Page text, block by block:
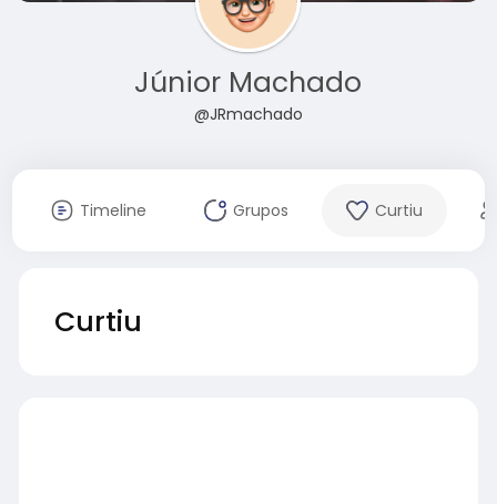
Júnior Machado
@JRmachado
Timeline Grupos Curtiu
Curtiu